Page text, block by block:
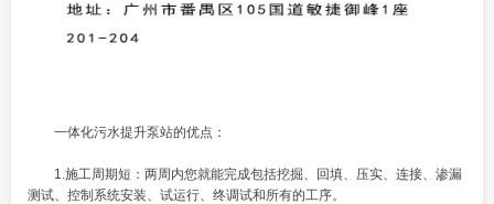
一体化污水提升泵站的优点：
1.施工周期短：两周内您就能完成包括挖掘、回填、压实、连接、渗漏
测试、控制系统安装、试运行、终调试和所有的工序。